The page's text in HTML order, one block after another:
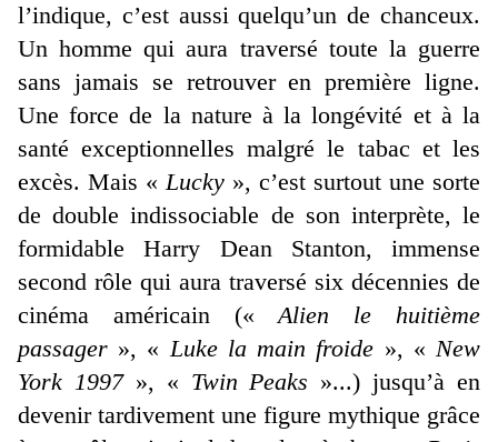
l’indique, c’est aussi quelqu’un de chanceux.
Un homme qui aura traversé toute la guerre
sans jamais se retrouver en première ligne.
Une force de la nature à la longévité et à la
santé exceptionnelles malgré le tabac et les
excès. Mais «Lucky », c’est surtout une sorte
de double indissociable de son interprète, le
formidable Harry Dean Stanton, immense
second rôle qui aura traversé six décennies de
cinéma américain («Alien le huitième
passager », «Luke la main froide », «New
York 1997», « Twin Peaks »...) jusqu’à en
devenir tardivement une figure mythique grâce